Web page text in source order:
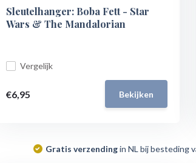
Sleutelhanger: Boba Fett - Star
Wars & The Mandalorian
Vergelijk
€6,95 Bekijken
Gratis verzendingin NL bij besteding